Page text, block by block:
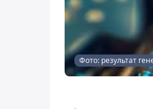
Фото: результат